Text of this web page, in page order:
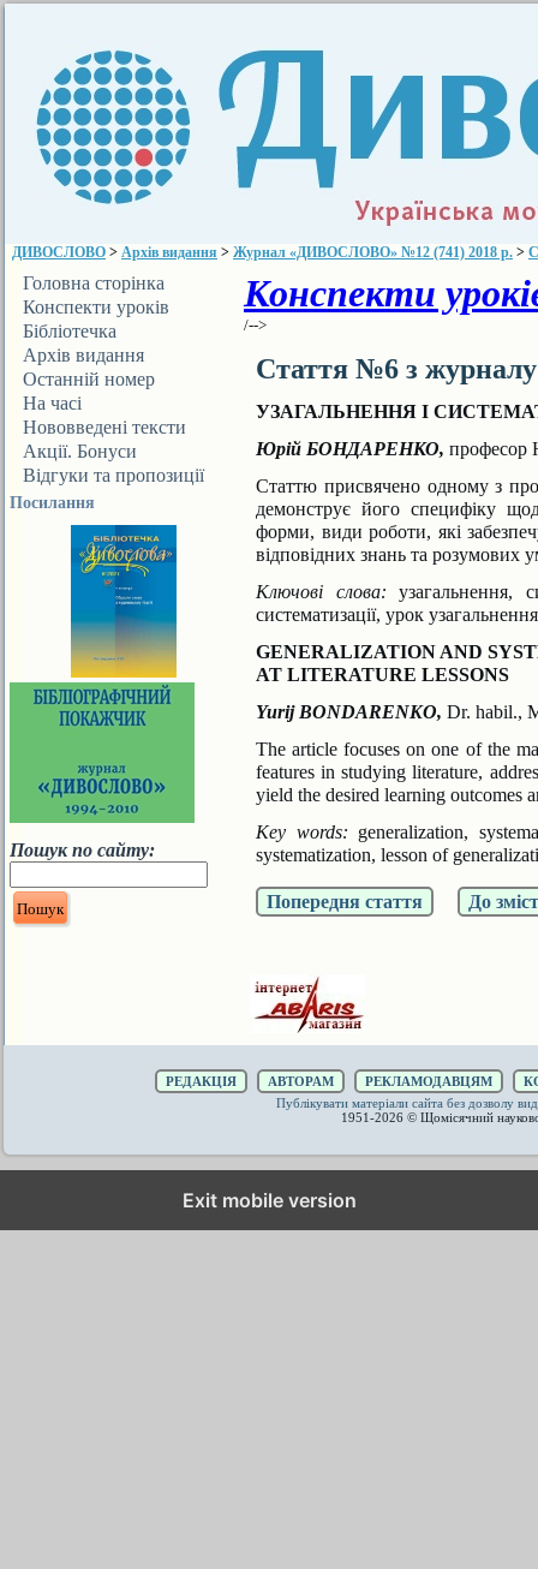
ДИВОСЛОВО > Архів видання > Журнал «ДИВОСЛОВО» №12 (741) 2018 р. >
Головна сторінка
Конспекти уроків
Бібліотечка
ДИВОСЛОВА
Архів видання
Останній номер
На часі
Нововведені тексти
Акції. Бонуси
Відгуки та пропозиції
Посилання
Пошук по сайту:
Конспекти
/-->
Стаття №6 з
УЗАГАЛЬНЕННЯ І
Юрій БОНДАРЕНКО, професор
Статтю присвячено одному з
демонструє його специфіку
форми, види роботи, які
відповідних знань та розумових
Ключові слова: узагальнення,
систематизації, урок узагаль
GENERALIZATION AND
AT LITERATURE LESSONS
Yurij BONDARENKO, Dr. habil.,
The article focuses on one of the
features in studyingliterature,
yield the desired learning outcomes
Key words: generalization,
systematization, lesson of
Попередня стаття До
РЕДАКЦІЯ АВТОРАМ РЕКЛАМОДАВЦЯМ
Публікувати матеріали сайта без дозволу
1951-2026 © Щомісячний
Exit mobile version